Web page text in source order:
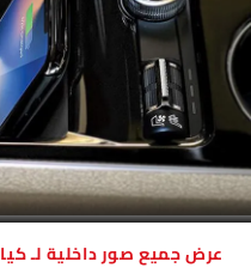
صور داخلية لـ كيا K5